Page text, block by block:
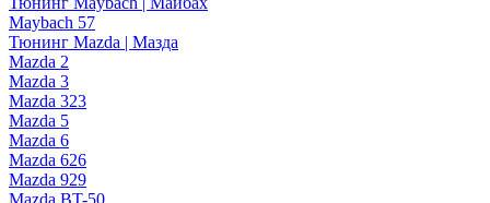
Maybach 57
Тюнинг Mazda | Мазда
Mazda 2
Mazda 3
Mazda 323
Mazda 5
Mazda 6
Mazda 626
Mazda 929
Mazda BT-50